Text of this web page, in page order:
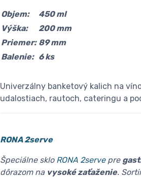
Objem:
450 ml
Výška:
200 mm
Priemer: 89 mm
Balenie: 6 ks
Univerzálny banketový kalich na
udalostiach, rautoch, cateringu a
RONA 2serve
Špeciálne sklo RONA 2servepre
dôrazom na vysoké zaťaženie.